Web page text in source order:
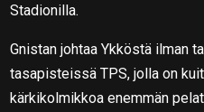
Stadionilla.
Gnistan johtaa Ykköstä ilman
tasapisteissä TPS, jolla on
kärkikolmikkoa enemmän